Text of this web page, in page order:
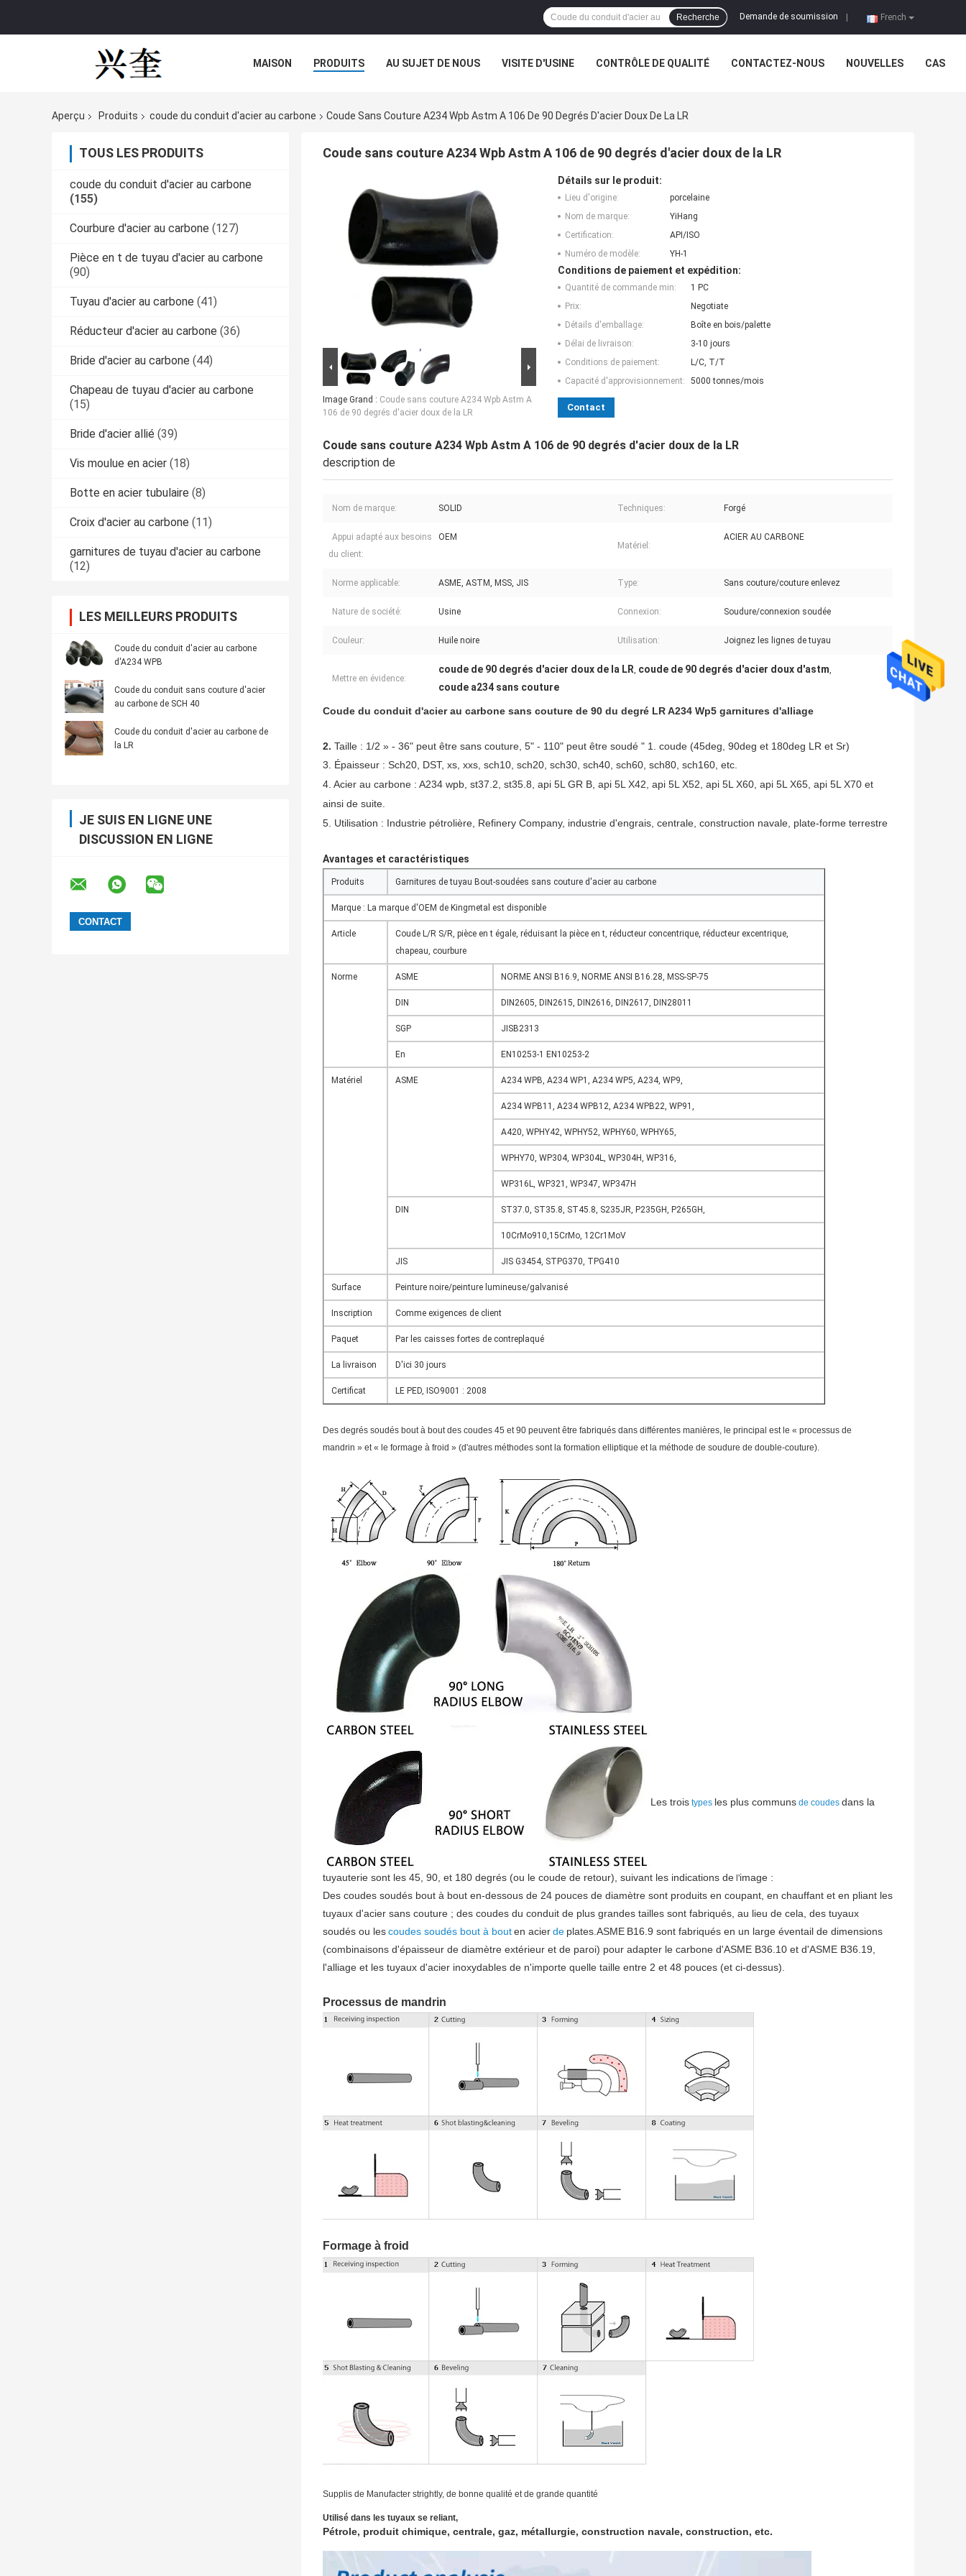
French
Demande de soumission
Recherche
MAISON PRODUITS AU SUJET DE NOUS VISITE D'USINE CONTRÔLE DE QUALITÉ CONTACTEZ-NOUS NOUVELLES CAS
Aperçu Produits coude du conduit d'acier au carbone Coude Sans Couture A234 Wpb Astm A 106 De 90 Degrés D'acier Doux De La LR
TOUS LES PRODUITS
coude du conduit d'acier au carbone
(155)
Courbure d'acier au carbone (127)
Pièce en t de tuyau d'acier au carbone
(90)
Tuyau d'acier au carbone (41)
Réducteur d'acier au carbone (36)
Bride d'acier au carbone (44)
Chapeau de tuyau d'acier au carbone
(15)
Bride d'acier allié (39)
Vis moulue en acier (18)
Botte en acier tubulaire (8)
Croix d'acier au carbone (11)
garnitures de tuyau d'acier au carbone
(12)
LES MEILLEURS PRODUITS
Coude du conduit d'acier au carbone
d'A234 WPB
Coude du conduit sans couture d'acier
au carbone de SCH 40
Coude du conduit d'acier au carbone de
la LR
JE SUIS EN LIGNE UNE
DISCUSSION EN LIGNE
Coude sans couture A234 Wpb Astm A 106 de 90 degrés d'acier doux de la LR
Image Grand : Coude sans couture A234 Wpb Astm A
106 de 90 degrés d'acier doux de la LR
Détails sur le produit:
Lieu d'origine:
porcelaine
Nom de marque:
YiHang
Certification:
API/ISO
Numéro de modèle:
YH-1
Conditions de paiement et expédition:
Quantité de commande min:
1 PC
Prix:
Negotiate
Détails d'emballage:
Boîte en bois/palette
Délai de livraison:
3-10 jours
Conditions de paiement:
L/C, T/T
Capacité d'approvisionnement:
5000 tonnes/mois
Contact
Coude sans couture A234 Wpb Astm A 106 de 90 degrés d'acier doux de la LR
description de
Nom de marque: SOLID Techniques: Forgé
Appui adapté aux besoins
du client:
OEM
Matériel:
ACIER AU CARBONE
Norme applicable: ASME, ASTM, MSS, JIS Type: Sans couture/couture enlevez
Nature de société: Usine Connexion: Soudure/connexion soudée
Couleur: Huile noire Utilisation: Joignez les lignes de tuyau
Mettre en évidence:
coude de 90 degrés d'acier doux de la LR, coude de 90 degrés d'acier doux d'astm,
coude a234 sans couture
Coude du conduit d'acier au carbone sans couture de 90 du degré LR A234 Wp5 garnitures d'alliage
2. Taille : 1/2 » - 36" peut être sans couture, 5" - 110" peut être soudé " 1. coude (45deg, 90deg et 180deg LR et Sr)
3. Épaisseur : Sch20, DST, xs, xxs, sch10, sch20, sch30, sch40, sch60, sch80, sch160, etc.
4. Acier au carbone : A234 wpb, st37.2, st35.8, api 5L GR B, api 5L X42, api 5L X52, api 5L X60, api 5L X65, api 5L X70 et
ainsi de suite.
5. Utilisation : Industrie pétrolière, Refinery Company, industrie d'engrais, centrale, construction navale, plate-forme terrestre
Avantages et caractéristiques
Produits Garnitures de tuyau Bout-soudées sans couture d'acier au carbone
Marque : La marque d'OEM de Kingmetal est disponible
Article
Coude L/R S/R, pièce en t égale, réduisant la pièce en t, réducteur concentrique, réducteur excentrique,
chapeau, courbure
Norme ASME NORME ANSI B16.9, NORME ANSI B16.28, MSS-SP-75
DIN DIN2605, DIN2615, DIN2616, DIN2617, DIN28011
SGP JISB2313
En EN10253-1 EN10253-2
Matériel ASME A234 WPB, A234 WP1, A234 WP5, A234, WP9,
A234 WPB11, A234 WPB12, A234 WPB22, WP91,
A420, WPHY42, WPHY52, WPHY60, WPHY65,
WPHY70, WP304, WP304L, WP304H, WP316,
WP316L, WP321, WP347, WP347H
DIN ST37.0, ST35.8, ST45.8, S235JR, P235GH, P265GH,
10CrMo910,15CrMo, 12Cr1MoV
JIS JIS G3454, STPG370, TPG410
Surface Peinture noire/peinture lumineuse/galvanisé
Inscription Comme exigences de client
Paquet Par les caisses fortes de contreplaqué
La livraison D'ici 30 jours
Certificat LE PED, ISO9001 : 2008
Des degrés soudés bout à bout des coudes 45 et 90 peuvent être fabriqués dans différentes manières, le principal est le « processus de
mandrin » et « le formage à froid » (d'autres méthodes sont la formation elliptique et la méthode de soudure de double-couture).
Les trois types les plus communs de coudes dans la
tuyauterie sont les 45, 90, et 180 degrés (ou le coude de retour), suivant les indications de l'image :
Des coudes soudés bout à bout en-dessous de 24 pouces de diamètre sont produits en coupant, en chauffant et en pliant les
tuyaux d'acier sans couture ; des coudes du conduit de plus grandes tailles sont fabriqués, au lieu de cela, des tuyaux
soudés ou lescoudes soudés bout à bouten acierde plates.ASME B16.9 sont fabriqués en un large éventail de dimensions
(combinaisons d'épaisseur de diamètre extérieur et de paroi) pour adapter le carbone d'ASME B36.10 et d'ASME B36.19,
l'alliage et les tuyaux d'acier inoxydables de n'importe quelle taille entre 2 et 48 pouces (et ci-dessus).
Processus de mandrin
Formage à froid
Supplis de Manufacter strightly, de bonne qualité et de grande quantité
Utilisé dans les tuyaux se reliant,
Pétrole, produit chimique, centrale, gaz, métallurgie, construction navale, construction, etc.